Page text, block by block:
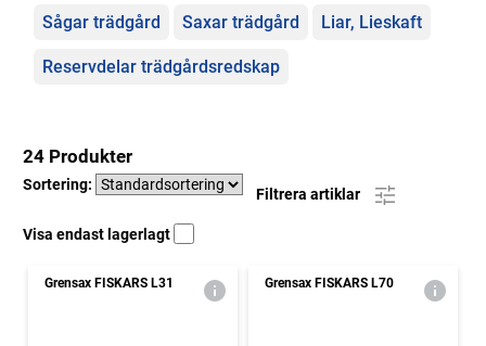
Kategorier
Sågar trädgård Saxar trädgård Liar, Lieskaft
Reservdelar trädgårdsredskap
24 Produkter
Sortering:
Filtrera artiklar
Visa endast lagerlagt
Grensax FISKARS L31 Grensax FISKARS L70